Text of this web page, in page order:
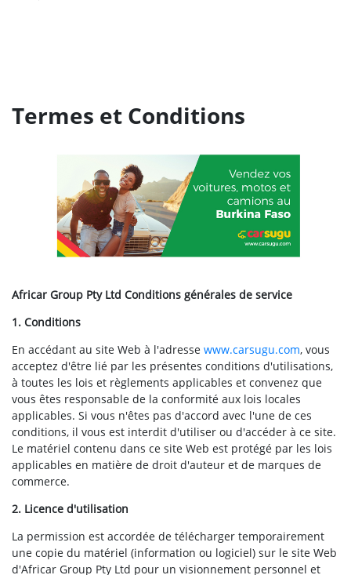
Termes et Conditions
Africar Group Pty Ltd Conditions générales de service
1. Conditions
En accédant au site Web à l'adresse www.carsugu.com, vous
acceptez d'être lié par les présentes conditions d'utilisations,
à toutes les lois et règlements applicables et convenez que
vous êtes responsable de la conformité aux lois locales
applicables. Si vous n'êtes pas d'accord avec l'une de ces
conditions, il vous est interdit d'utiliser ou d'accéder à ce site.
Le matériel contenu dans ce site Web est protégé par les lois
applicables en matière de droit d'auteur et de marques de
commerce.
2. Licence d'utilisation
La permission est accordée de télécharger temporairement
une copie du matériel (information ou logiciel) sur le site Web
d'Africar Group Pty Ltd pour un visionnement personnel et